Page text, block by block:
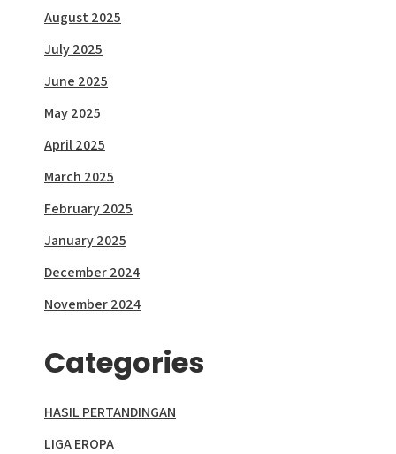
August 2025
July 2025
June 2025
May 2025
April 2025
March 2025
February 2025
January 2025
December 2024
November 2024
Categories
HASIL PERTANDINGAN
LIGA EROPA